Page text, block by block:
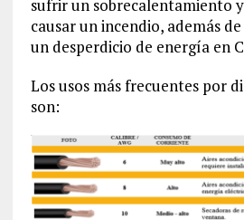
sufrir un sobrecalentamiento
causar un incendio, además
un desperdicio de energía en
Los usos más frecuentes por
son: